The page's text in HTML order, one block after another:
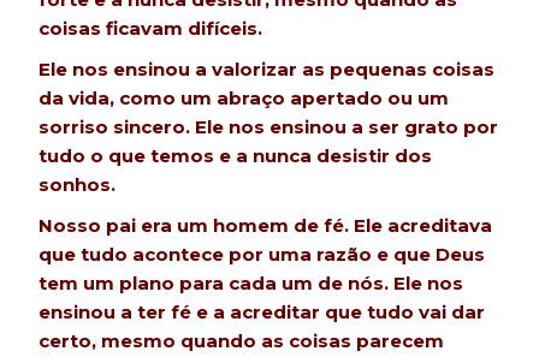
coisas ficavam difíceis.
Ele nos ensinou a valorizar as pequenas coisas
da vida, como um abraço apertado ou um
sorriso sincero. Ele nos ensinou a ser grato por
tudo o que temos e a nunca desistir dos
sonhos.
Nosso pai era um homem de fé. Ele acreditava
que tudo acontece por uma razão e que Deus
tem um plano para cada um de nós. Ele nos
ensinou a ter fé e a acreditar que tudo vai dar
certo, mesmo quando as coisas parecem